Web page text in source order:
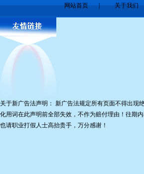
网站首页 | 关于我们
关于新广告法声明： 新广告法规定所有页面不得出现
化用词在此声明前全部失效，不作为赔付理由！往期
也请职业打假人士高抬贵手，万分感谢！